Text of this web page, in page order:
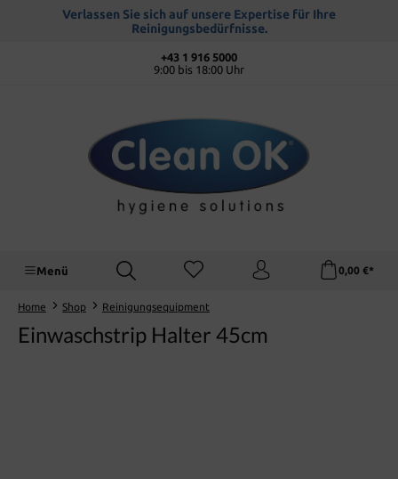
springenVerlassen Sie sich auf unsere Expertise für Ihre
Reinigungsbedürfnisse.
+43 1 916 5000
9:00 bis 18:00 Uhr
Menü 0,00 €*
Home Shop Reinigungsequipment
Einwaschstrip Halter 45cm